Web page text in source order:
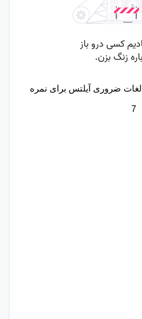
. نمونه پکیج آموزش 104 لغات ضروری آیلتس برای نمره
7